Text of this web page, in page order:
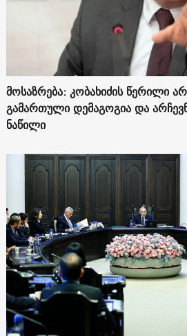
მოსაზრება: კობახიძის წერილი
გამართული დემაგოგია და
ნაწილი